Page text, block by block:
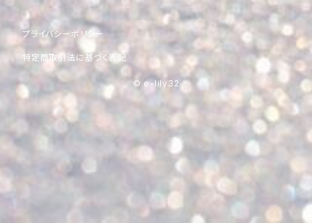
プライバシーポリシー
特定商取引法に基づく表記
© e-lily32